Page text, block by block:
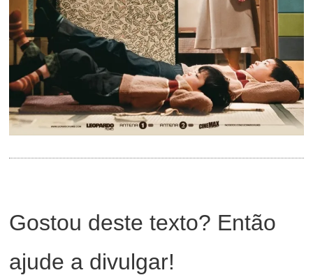
Gostou deste texto? Então
ajude a divulgar!